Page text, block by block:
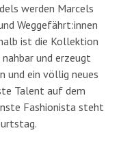
werden Marcels
Weggefährt:innen
ist die Kollektion
und erzeugt
und ein völlig neues
Talent auf dem
Fashionista steht